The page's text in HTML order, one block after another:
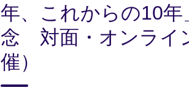
年、これからの10
念 対面・オンライ
催）